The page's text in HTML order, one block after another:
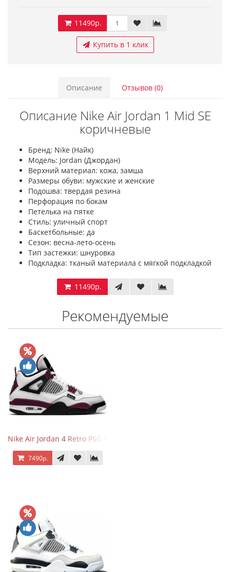
11490р.
Купить в 1 клик
Описание Отзывов (0)
Описание Nike Air Jordan 1 Mid SE
коричневые
Бренд: Nike (Найк)
Модель: Jordan (Джордан)
Верхний материал: кожа, замша
Размеры обуви: мужские и женские
Подошва: твердая резина
Перфорация по бокам
Петелька на пятке
Стиль: уличный спорт
Баскетбольные: да
Сезон: весна-лето-осень
Тип застежки: шнуровка
Подкладка: тканый материала с мягкой подкладкой
11490р.
Рекомендуемые
Nike Air Jordan 4 Retro PSG Paris Saint-Germain
7490р.